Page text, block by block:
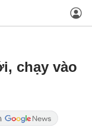
chạy vào